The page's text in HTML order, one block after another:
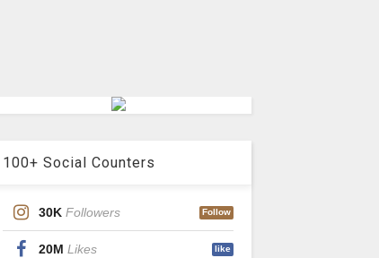
100+ Social Counters
30K Followers Follow
20M Likes like